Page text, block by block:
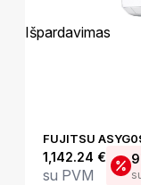
Išpardavimas
FUJITSU
1,142.24 €
su PVM